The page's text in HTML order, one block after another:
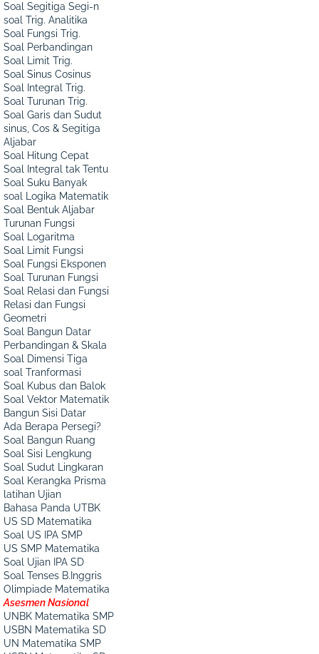
Soal Segitiga Segi-n
soal Trig. Analitika
Soal Fungsi Trig.
Soal Perbandingan
Soal Limit Trig.
Soal Sinus Cosinus
Soal Integral Trig.
Soal Turunan Trig.
Soal Garis dan Sudut
sinus, Cos & Segitiga
Aljabar
Soal Hitung Cepat
Soal Integral tak Tentu
Soal Suku Banyak
soal Logika Matematik
Soal Bentuk Aljabar
Turunan Fungsi
Soal Logaritma
Soal Limit Fungsi
Soal Fungsi Eksponen
Soal Turunan Fungsi
Soal Relasi dan Fungsi
Relasi dan Fungsi
Geometri
Soal Bangun Datar
Perbandingan & Skala
Soal Dimensi Tiga
soal Tranformasi
Soal Kubus dan Balok
Soal Vektor Matematik
Bangun Sisi Datar
Ada Berapa Persegi?
Soal Bangun Ruang
Soal Sisi Lengkung
Soal Sudut Lingkaran
Soal Kerangka Prisma
latihan Ujian
Bahasa Panda UTBK
US SD Matematika
Soal US IPA SMP
US SMP Matematika
Soal Ujian IPA SD
Soal Tenses B.Inggris
Olimpiade Matematika
Asesmen Nasional
UNBK Matematika SMP
USBN Matematika SD
UN Matematika SMP